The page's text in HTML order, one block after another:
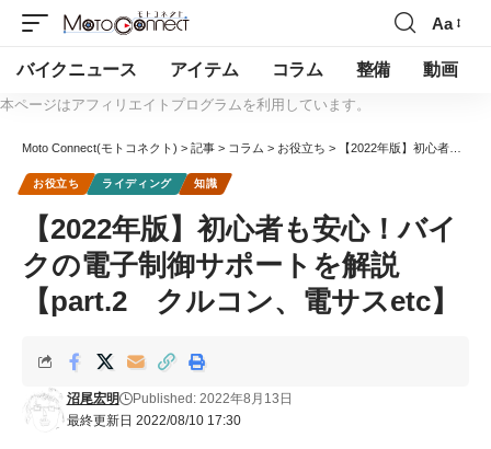
Aa
バイクニュース アイテム コラム 整備 動画
本ページはアフィリエイトプログラムを利用しています。
Moto Connect(モトコネクト) > 記事 > コラム > お役立ち > 【2022年版】初心者も安心！バイクの電子制御サポートを解説【part.2 クルコン、電サスetc】
お役立ち ライディング 知識
【2022年版】初心者も安心！バイ
クの電子制御サポートを解説
【part.2 クルコン、電サスetc】
最終更新日 2022/08/10 17:30
沼尾宏明 Published: 2022年8月13日